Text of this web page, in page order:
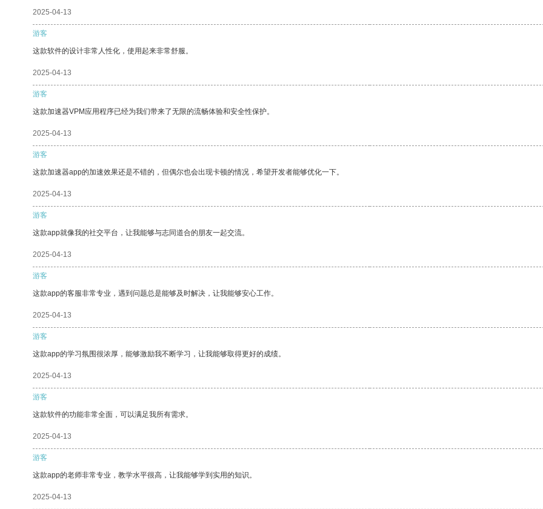
2025-04-13
游客
这款软件的设计非常人性化，使用起来非常舒服。
2025-04-13
游客
这款加速器VPM应用程序已经为我们带来了无限的流畅体验和安全性保护。
2025-04-13
游客
这款加速器app的加速效果还是不错的，但偶尔也会出现卡顿的情况，希望开发者能够优化一下。
2025-04-13
游客
这款app就像我的社交平台，让我能够与志同道合的朋友一起交流。
2025-04-13
游客
这款app的客服非常专业，遇到问题总是能够及时解决，让我能够安心工作。
2025-04-13
游客
这款app的学习氛围很浓厚，能够激励我不断学习，让我能够取得更好的成绩。
2025-04-13
游客
这款软件的功能非常全面，可以满足我所有需求。
2025-04-13
游客
这款app的老师非常专业，教学水平很高，让我能够学到实用的知识。
2025-04-13